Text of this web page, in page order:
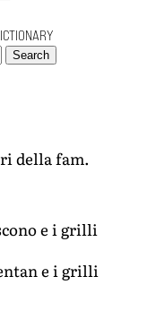
Search
della fam.
e i grilli
e i grilli